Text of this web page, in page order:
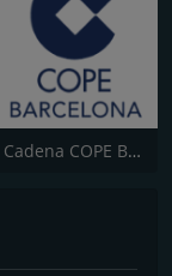
Cadena COPE Barcelona